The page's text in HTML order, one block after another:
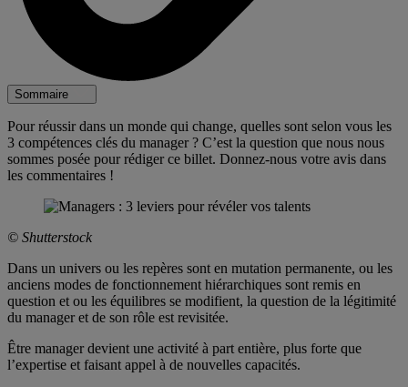
Sommaire
Pour réussir dans un monde qui change, quelles sont selon vous les
3 compétences clés du manager ? C’est la question que nous nous
sommes posée pour rédiger ce billet. Donnez-nous votre avis dans
les commentaires !
© Shutterstock
Dans un univers ou les repères sont en mutation permanente, ou les
anciens modes de fonctionnement hiérarchiques sont remis en
question et ou les équilibres se modifient, la question de la légitimité
du manager et de son rôle est revisitée.
Être manager devient une activité à part entière, plus forte que
l’expertise et faisant appel à de nouvelles capacités.